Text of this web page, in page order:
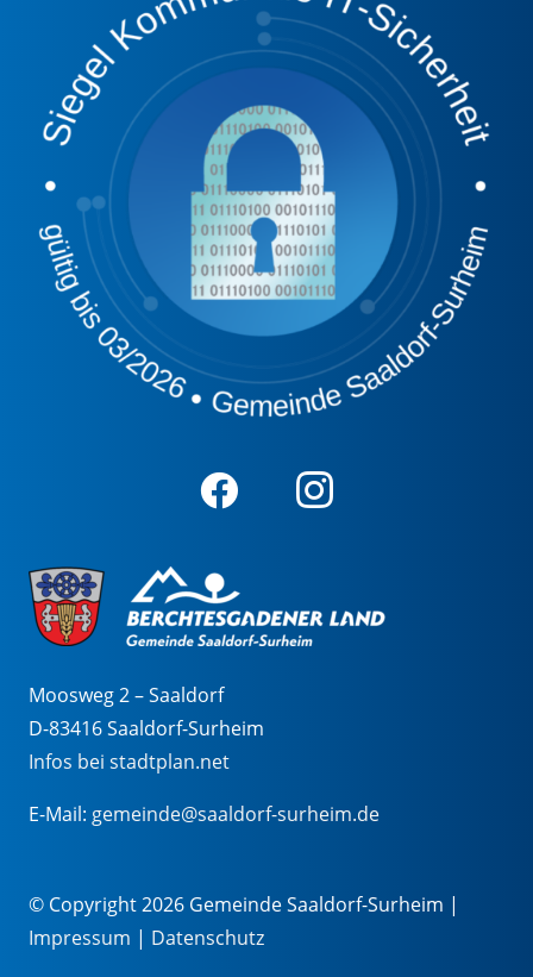
Moosweg 2 – Saaldorf
D-83416 Saaldorf-Surheim
Infos bei stadtplan.net
E-Mail: gemeinde@saaldorf-surheim.de
© Copyright 2026 Gemeinde Saaldorf-Surheim |
Impressum | Datenschutz